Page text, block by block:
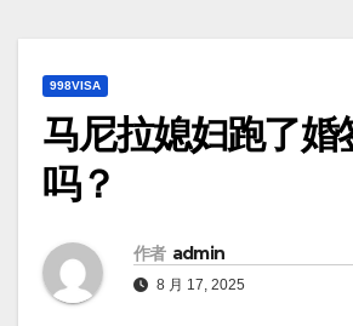
998VISA
马尼拉媳妇跑了婚
吗？
作者 admin
8 月 17, 2025